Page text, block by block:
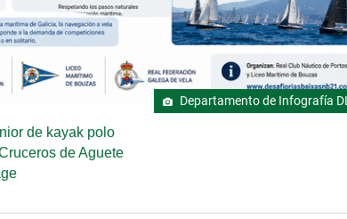
Departamento de Infografía
de kayak polo
de Aguete